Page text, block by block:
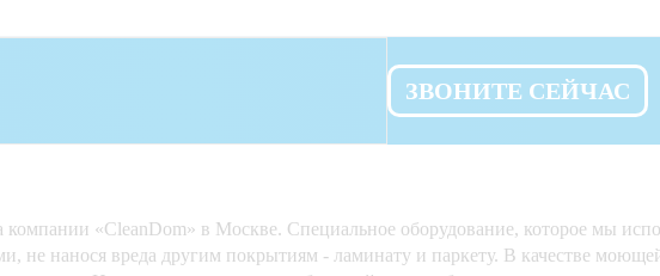
ЗВОНИТЕ СЕЙЧАС
«CleanDom» в Москве. Специальное оборудование, которое мы
не нанося вреда другим покрытиям - ламинату и паркету. В качестве